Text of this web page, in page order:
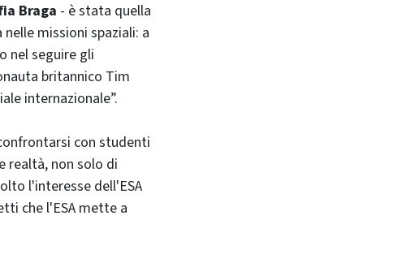
Braga - è stata quella
missioni spaziali: a
nel seguire gli
britannico Tim
internazionale”.
con studenti
realtà, non solo di
l'interesse dell'ESA
che l'ESA mette a